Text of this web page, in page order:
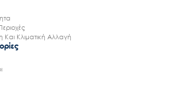
Και Κλιματική Αλλαγή